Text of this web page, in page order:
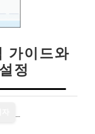
가이드와
정